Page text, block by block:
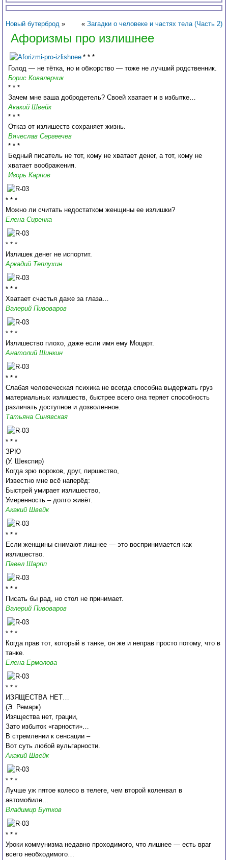
Новый бутерброд » « Загадки о человеке и частях тела (Часть 2)
Афоризмы про излишнее
* * *
Голод — не тётка, но и обжорство — тоже не лучший родственник.
Борис Ковалерчик
* * *
Зачем мне ваша добродетель? Своей хватает и в избытке…
Акакий Швейк
* * *
Отказ от излишеств сохраняет жизнь.
Вячеслав Сергеечев
* * *
Бедный писатель не тот, кому не хватает денег, а тот, кому не
хватает воображения.
Игорь Карпов
* * *
Можно ли считать недостатком женщины ее излишки?
Елена Сиренка
* * *
Излишек денег не испортит.
Аркадий Теплухин
* * *
Хватает счастья даже за глаза…
Валерий Пивоваров
* * *
Излишество плохо, даже если имя ему Моцарт.
Анатолий Шинкин
* * *
Слабая человеческая психика не всегда способна выдержать груз
материальных излишеств, быстрее всего она теряет способность
различать доступное и дозволенное.
Татьяна Синявская
* * *
ЗРЮ
(У. Шекспир)
Когда зрю пороков, друг, пиршество,
Известно мне всё наперёд:
Быстрей умирает излишество,
Умеренность – долго живёт.
Акакий Швейк
* * *
Если женщины снимают лишнее — это воспринимается как
излишество.
Павел Шарпп
* * *
Писать бы рад, но стол не принимает.
Валерий Пивоваров
* * *
Когда прав тот, который в танке, он же и неправ просто потому, что в
танке.
Елена Ермолова
* * *
ИЗЯЩЕСТВА НЕТ…
(Э. Ремарк)
Изящества нет, грации,
Зато избыток «гарности»…
В стремлении к сенсации –
Вот суть любой вульгарности.
Акакий Швейк
* * *
Лучше уж пятое колесо в телеге, чем второй коленвал в
автомобиле…
Владимир Бутков
* * *
Уроки коммунизма недавно проходимого, что лишнее — есть враг
всего необходимого…